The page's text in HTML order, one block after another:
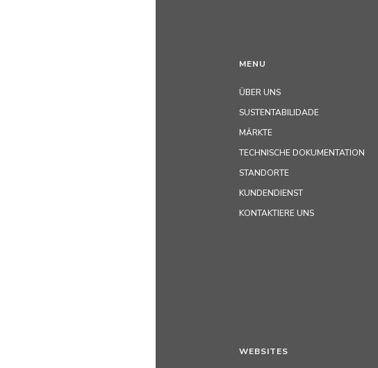
MENU
ÜBER UNS
SUSTENTABILIDADE
MÄRKTE
TECHNISCHE DOKUMENTATION
STANDORTE
KUNDENDIENST
KONTAKTIERE UNS
WEBSITES